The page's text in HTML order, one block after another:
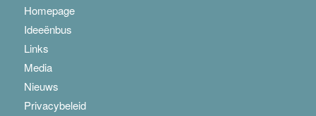
Homepage
Ideeënbus
Links
Media
Nieuws
Privacybeleid